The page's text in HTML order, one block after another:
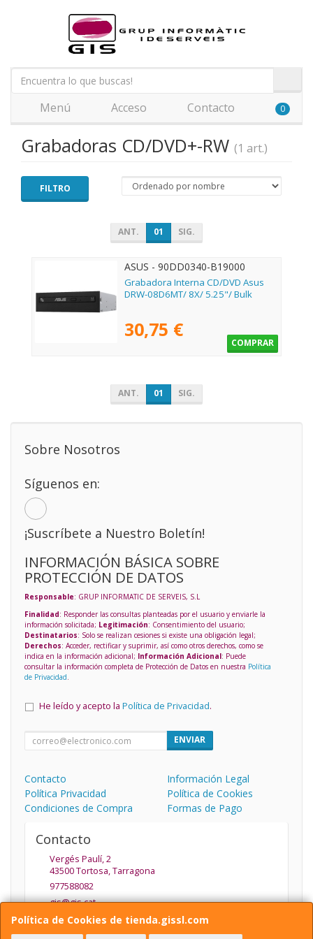
Menú Acceso Contacto 0
Grabadoras CD/DVD+-RW (1 art.)
FILTRO
ANT. 01 SIG.
ASUS - 90DD0340-B19000
Grabadora Interna CD/DVD Asus
DRW-08D6MT/ 8X/ 5.25"/ Bulk
30,75 €
COMPRAR
ANT. 01 SIG.
Política de Cookies de tienda.gissl.com
Sobre Nosotros
Síguenos en:
¡Suscríbete a Nuestro Boletín!
INFORMACIÓN BÁSICA SOBRE
PROTECCIÓN DE DATOS
Responsable: GRUP INFORMATIC DE SERVEIS, S.L
Finalidad: Responder las consultas planteadas por el usuario y enviarle la
información solicitada; Legitimación: Consentimiento del usuario;
Destinatarios: Solo se realizan cesiones si existe una obligación legal;
Derechos: Acceder, rectificar y suprimir, así como otros derechos, como se
indica en la información adicional; Información Adicional: Puede
consultar la información completa de Protección de Datos en nuestra Política
de Privacidad.
He leído y acepto la Política de Privacidad.
ENVIAR
Contacto
Información Legal
Política Privacidad
Política de Cookies
Condiciones de Compra
Formas de Pago
Contacto
Vergés Paulí, 2
43500Tortosa,Tarragona
977588082
gis@gis.cat